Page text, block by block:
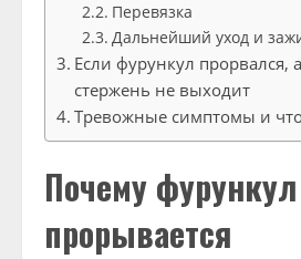
Перевязка
Дальнейший уход и
Если фурункул прорвался,
стержень не выходит
Тревожные симптомы и
Почему фурункул
прорывается